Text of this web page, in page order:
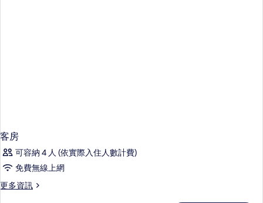
客房
可容納 4 人 (依實際入住人數計費)
免費無線上網
更多資訊
更